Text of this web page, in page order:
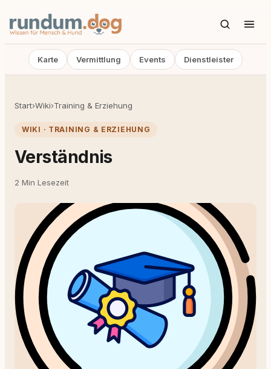
Karte Vermittlung Events Dienstleister
Start›Wiki›Training & Erziehung
WIKI · TRAINING & ERZIEHUNG
Verständnis
2 Min Lesezeit